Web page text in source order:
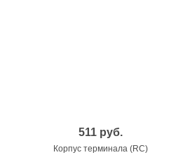
511 руб.
Корпус терминала (RC)